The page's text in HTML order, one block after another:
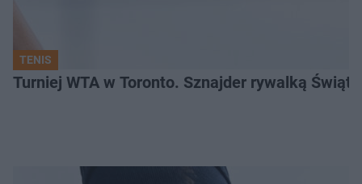
TENIS
Turniej WTA w Toronto. Sznajder rywalką